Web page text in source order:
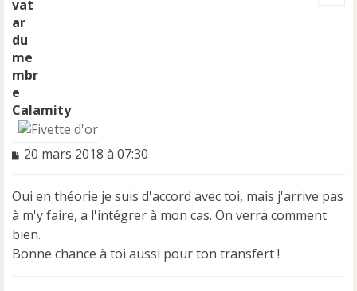
Calamity
M
s
a
g
e
n
20 mars 2018 à 07:30
Oui en théorie je suis d'accord avec toi, mais j'arrive pas
à m'y faire, a l'intégrer à mon cas. On verra comment
bien.
Bonne chance à toi aussi pour ton transfert !